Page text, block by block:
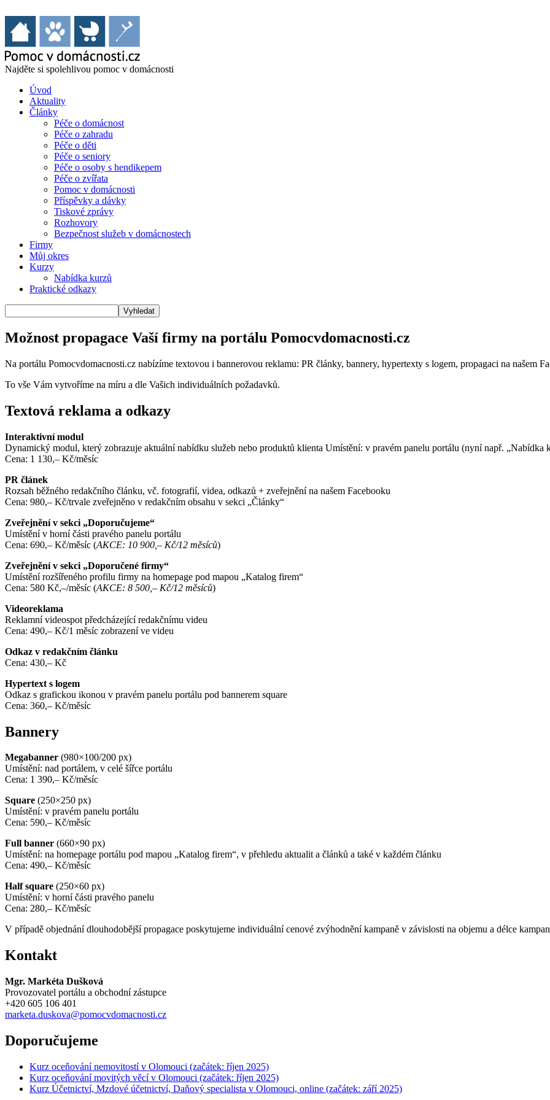
Najděte si spolehlivou pomoc v domácnosti
Úvod
Aktuality
Články
Péče o domácnost
Péče o zahradu
Péče o děti
Péče o seniory
Péče o osoby s hendikepem
Péče o zvířata
Pomoc v domácnosti
Příspěvky a dávky
Tiskové zprávy
Rozhovory
Bezpečnost služeb v domácnostech
Firmy
Můj okres
Kurzy
Nabídka kurzů
Praktické odkazy
Možnost propagace Vaší firmy na portálu Pomocvdomacnosti.cz
Na portálu Pomocvdomacnosti.cz nabízíme textovou i bannerovou reklamu: PR články, bannery, hypertexty s logem, propagaci na našem
To vše Vám vytvoříme na míru a dle Vašich individuálních požadavků.
Textová reklama a odkazy
Interaktivní modul
Dynamický modul, který zobrazuje aktuální nabídku služeb nebo produktů klienta Umístění: v pravém panelu portálu (nyní např. „Nabídka
Cena: 1 130,– Kč/měsíc
PR článek
Rozsah běžného redakčního článku, vč. fotografií, videa, odkazů + zveřejnění na našem Facebooku
Cena: 980,– Kč/trvale zveřejněno v redakčním obsahu v sekci „Články“
Zveřejnění v sekci „Doporučujeme“
Umístění v horní části pravého panelu portálu
Cena: 690,– Kč/měsíc (AKCE: 10 900,– Kč/12 měsíců)
Zveřejnění v sekci „Doporučené firmy“
Umístění rozšířeného profilu firmy na homepage pod mapou „Katalog firem“
Cena: 580 Kč,–/měsíc (AKCE: 8 500,– Kč/12 měsíců)
Videoreklama
Reklamní videospot předcházející redakčnímu videu
Cena: 490,– Kč/1 měsíc zobrazení ve videu
Odkaz v redakčním článku
Cena: 430,– Kč
Hypertext s logem
Odkaz s grafickou ikonou v pravém panelu portálu pod bannerem square
Cena: 360,– Kč/měsíc
Bannery
Megabanner (980×100/200 px)
Umístění: nad portálem, v celé šířce portálu
Cena: 1 390,– Kč/měsíc
Square (250×250 px)
Umístění: v pravém panelu portálu
Cena: 590,– Kč/měsíc
Full banner (660×90 px)
Umístění: na homepage portálu pod mapou „Katalog firem“, v přehledu aktualit a článků a také v každém článku
Cena: 490,– Kč/měsíc
Half square (250×60 px)
Umístění: v horní části pravého panelu
Cena: 280,– Kč/měsíc
V případě objednání dlouhodobější propagace poskytujeme individuální cenové zvýhodnění kampaně v závislosti na objemu a délce
Kontakt
Mgr. Markéta Dušková
Provozovatel portálu a obchodní zástupce
+420 605 106 401
marketa.duskova@pomocvdomacnosti.cz
Doporučujeme
Kurz oceňování nemovitostí v Olomouci (začátek: říjen 2025)
Kurz oceňování movitých věcí v Olomouci (začátek: říjen 2025)
Kurz Účetnictví, Mzdové účetnictví, Daňový specialista v Olomouci, online (začátek: září 2025)